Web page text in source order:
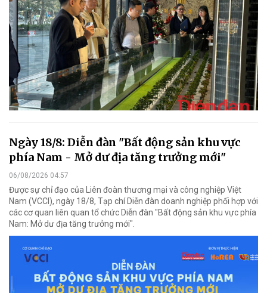
Ngày 18/8: Diễn đàn "Bất động sản khu vực
phía Nam - Mở dư địa tăng trưởng mới"
06/08/2026 04:57
Được sự chỉ đạo của Liên đoàn thương mại và công nghiệp Việt
Nam (VCCI), ngày 18/8, Tạp chí Diễn đàn doanh nghiệp phối hợp với
các cơ quan liên quan tổ chức Diễn đàn "Bất động sản khu vực phía
Nam: Mở dư địa tăng trưởng mới".